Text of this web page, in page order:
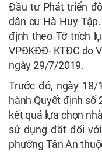
Đầu tư Phát triển
dân cư Hà Huy
định theo Tờ trích
VPĐKĐĐ- KTĐC do
ngày 29/7/2019.
Trước đó, ngày 18/
hành Quyết định số
kết quả lựa chọn
sử dụng đất đối
phường Tân An